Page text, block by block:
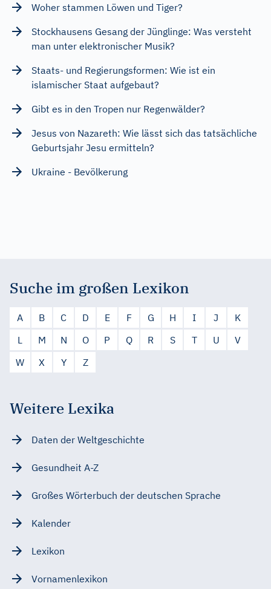
Woher stammen Löwen und Tiger?
Stockhausens Gesang der Jünglinge: Was versteht
man unter elektronischer Musik?
Staats- und Regierungsformen: Wie ist ein
islamischer Staat aufgebaut?
Gibt es in den Tropen nur Regenwälder?
Jesus von Nazareth: Wie lässt sich das tatsächliche
Geburtsjahr Jesu ermitteln?
Ukraine - Bevölkerung
Suche im großen Lexikon
A B C D E F G H I J
K
L
M N O P Q R S T U
V
W
X Y Z
Weitere Lexika
Daten der Weltgeschichte
Gesundheit A-Z
Großes Wörterbuch der deutschen Sprache
Kalender
Lexikon
Vornamenlexikon